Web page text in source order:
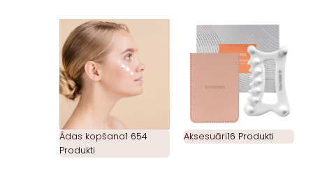
Ādas kopšana1 654
Produkti
Aksesuāri16 Produkti